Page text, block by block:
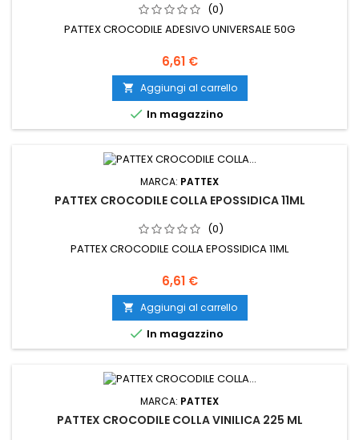
(0)
PATTEX CROCODILE ADESIVO UNIVERSALE 50G
Prezzo
6,61 €
 Aggiungi al carrello
 In magazzino
MARCA: PATTEX
PATTEX CROCODILE COLLA EPOSSIDICA 11ML
(0)
PATTEX CROCODILE COLLA EPOSSIDICA 11ML
Prezzo
6,61 €
 Aggiungi al carrello
 In magazzino
MARCA: PATTEX
PATTEX CROCODILE COLLA VINILICA 225 ML